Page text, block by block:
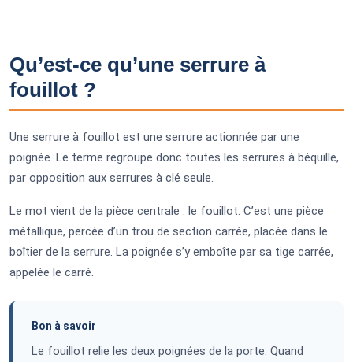
Qu’est-ce qu’une serrure à
fouillot ?
Une serrure à fouillot est une serrure actionnée par une
poignée. Le terme regroupe donc toutes les serrures à béquille,
par opposition aux serrures à clé seule.
Le mot vient de la pièce centrale : le fouillot. C’est une pièce
métallique, percée d’un trou de section carrée, placée dans le
boîtier de la serrure. La poignée s’y emboîte par sa tige carrée,
appelée le carré.
Bon à savoir
Le fouillot relie les deux poignées de la porte. Quand